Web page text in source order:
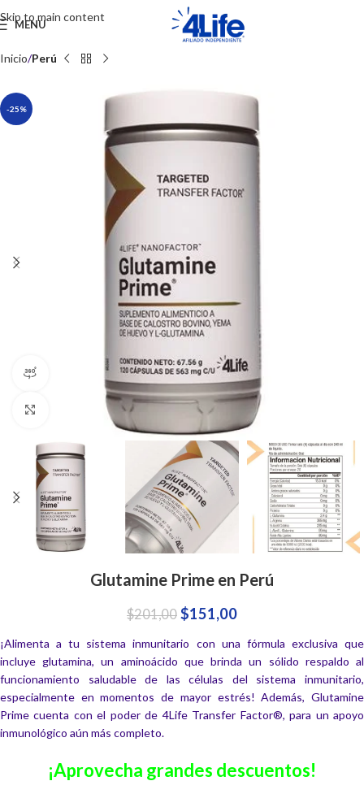
Skip to main content
MENU
Inicio Perú
-25%
360 product view
Click to enlarge
Glutamine Prime en Perú
$201,00 $151,00
¡Alimenta a tu sistema inmunitario con una fórmula exclusiva que
incluye glutamina, un aminoácido que brinda un sólido respaldo al
funcionamiento saludable de las células del sistema inmunitario,
especialmente en momentos de mayor estrés! Además, Glutamine
Prime cuenta con el poder de 4Life Transfer Factor®, para un apoyo
inmunológico aún más completo.
¡Aprovecha grandes descuentos!